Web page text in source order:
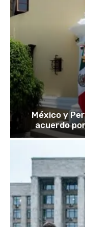
México y
acuerdo